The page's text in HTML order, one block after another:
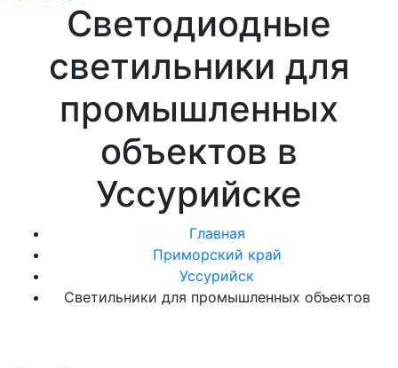
Светодиодные
светильники для
промышленных
объектов в
Уссурийске
Главная
Приморский край
Уссурийск
Светильники для промышленных объектов